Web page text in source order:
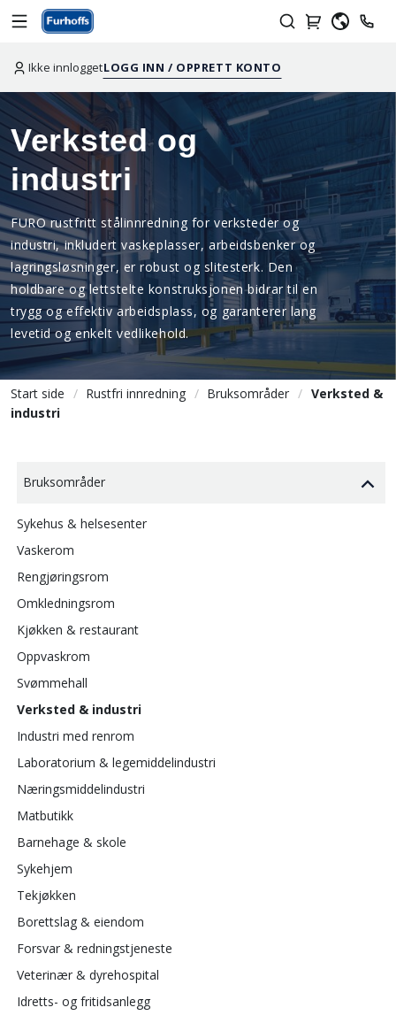
Ikke innloggetLOGG INN / OPPRETT KONTO
Start side Rustfri innredning Bruksområder
Verksted &
industri
Verksted og
industri
FURO rustfritt stålinnredning for verksteder og
industri, inkludert vaskeplasser, arbeidsbenker og
lagringsløsninger, er robust og slitesterk. Den
holdbare og lettstelte konstruksjonen bidrar til en
trygg og effektiv arbeidsplass, og garanterer lang
levetid og enkelt vedlikehold.
Bruksområder
Sykehus & helsesenter
Vaskerom
Rengjøringsrom
Omkledningsrom
Kjøkken & restaurant
Oppvaskrom
Svømmehall
Verksted & industri
Industri med renrom
Laboratorium & legemiddelindustri
Næringsmiddelindustri
Matbutikk
Barnehage & skole
Sykehjem
Tekjøkken
Borettslag & eiendom
Forsvar & redningstjeneste
Veterinær & dyrehospital
Idretts- og fritidsanlegg